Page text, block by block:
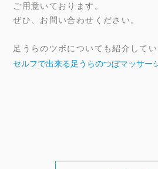
ご用意いております。
ぜひ、お問い合わせください。
足うらのツボについても紹介してい
セルフで出来る足うらのつぼマッサー